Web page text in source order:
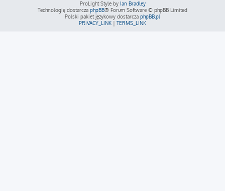
ProLight Style by Ian Bradley
Technologię dostarcza phpBB® Forum Software © phpBB Limited
Polski pakiet językowy dostarcza phpBB.pl
PRIVACY_LINK | TERMS_LINK